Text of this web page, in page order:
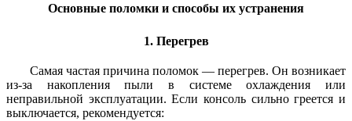
Основные поломки и способы их устранения
1. Перегрев
Самая частая причина поломок — перегрев. Он возникает
из-за накопления пыли в системе охлаждения или
неправильной эксплуатации. Если консоль сильно греется и
выключается, рекомендуется: